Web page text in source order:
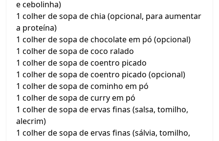
e cebolinha)
1 colher de sopa de chia (opcional, para aumentar
a proteína)
1 colher de sopa de chocolate em pó (opcional)
1 colher de sopa de coco ralado
1 colher de sopa de coentro picado
1 colher de sopa de coentro picado (opcional)
1 colher de sopa de cominho em pó
1 colher de sopa de curry em pó
1 colher de sopa de ervas finas (salsa, tomilho,
alecrim)
1 colher de sopa de ervas finas (sálvia, tomilho,